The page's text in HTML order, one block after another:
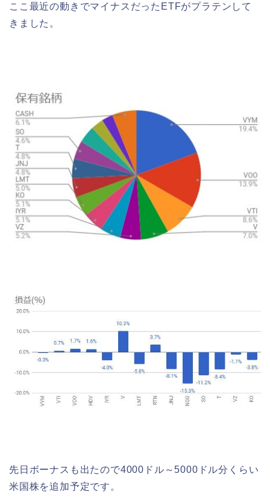
ここ最近の動きでマイナスだったETFがプラテンして
きました。
先日ボーナスも出たので4000ドル～5000ドル分くらい
米国株を追加予定です。